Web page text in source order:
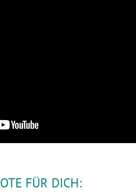
FÜR DICH: